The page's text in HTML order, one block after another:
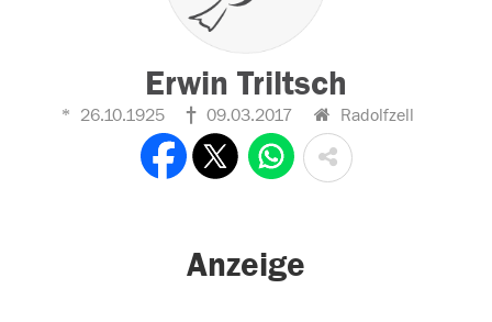
Erwin Triltsch
26.10.1925 09.03.2017 Radolfzell
Anzeige